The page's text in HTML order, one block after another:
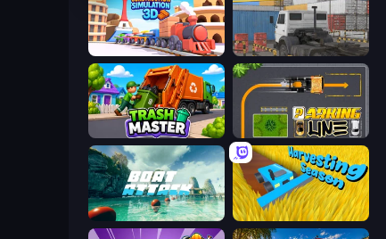
Pro Construction: Simulation 3D Truck Space
Trash Master Parking Line
Boat Attack Harvesting Season